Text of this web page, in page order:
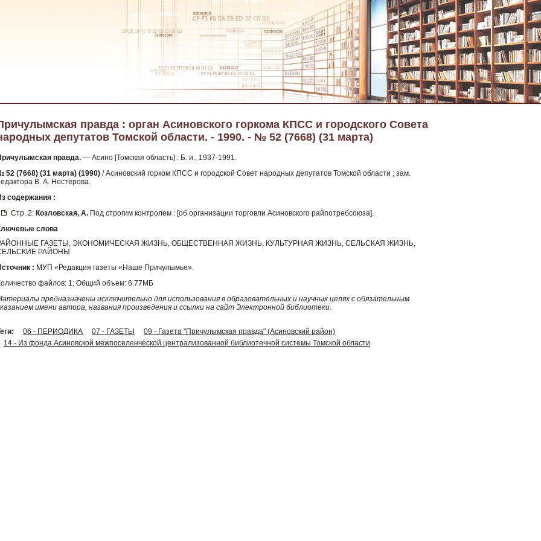
правда : орган Асиновского горкома КПСС и городского Совета
депутатов Томской области. - 1990. - № 52 (7668) (31 марта)
правда. — Асино [Томская область] : Б. и., 1937-1991.
52 (7668) (31 марта) (1990) / Асиновский горком КПСС и городской Совет народных депутатов Томской области ; зам.
В. А. Нестерова.
содержания :
Стр. 2: Козловская, А. Под строгим контролем : [об организации торговли Асиновского райпотребсоюза].
слова
ГАЗЕТЫ, ЭКОНОМИЧЕСКАЯ ЖИЗНЬ, ОБЩЕСТВЕННАЯ ЖИЗНЬ, КУЛЬТУРНАЯ ЖИЗНЬ, СЕЛЬСКАЯ ЖИЗНЬ,
РАЙОНЫ
: МУП «Редакция газеты «Наше Причулымье».
файлов: 1; Общий объем: 6.77МБ
предназначены исключительно для использования в образовательных и научных целях с обязательным
имени автора, названия произведения и ссылки на сайт Электронной библиотеки.
06 - ПЕРИОДИКА 07 - ГАЗЕТЫ
09 - Газета "Причулымская правда" (Асиновский район)
14 - Из фонда Асиновской межпоселенческой централизованной библиотечной системы Томской области